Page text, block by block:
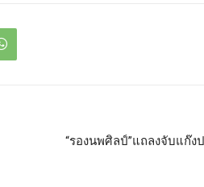
“รองนพศิลป์”แถลงจับแก๊